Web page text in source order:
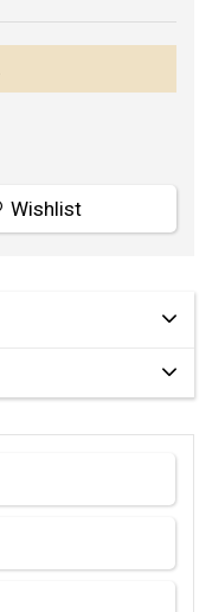
Wishlist